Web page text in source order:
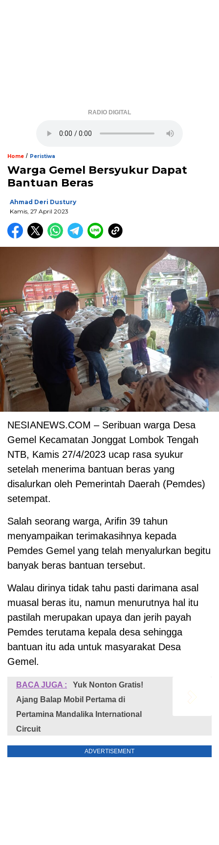
RADIO DIGITAL
Home / Peristiwa
Warga Gemel Bersyukur Dapat
Bantuan Beras
Ahmad Deri Dustury
Kamis, 27 April 2023
NESIANEWS.COM – Seribuan warga Desa
Gemel Kecamatan Jonggat Lombok Tengah
NTB, Kamis 27/4/2023 ucap rasa syukur
setelah menerima bantuan beras yang
disalurkan oleh Pemerintah Daerah (Pemdes)
setempat.
Salah seorang warga, Arifin 39 tahun
menyampaikan terimakasihnya kepada
Pemdes Gemel yang telah menyalurkan begitu
banyak beras bantuan tersebut.
Walau dirinya tidak tahu pasti darimana asal
muasal beras itu, namun menurutnya hal itu
pastilah merupakan upaya dan jerih payah
Pemdes terutama kepala desa sehingga
bantuan itu ada untuk masyarakat Desa
Gemel.
BACA JUGA :
Yuk Nonton Gratis!
Ajang Balap Mobil Pertama di
Pertamina Mandalika International
Circuit
ADVERTISEMENT